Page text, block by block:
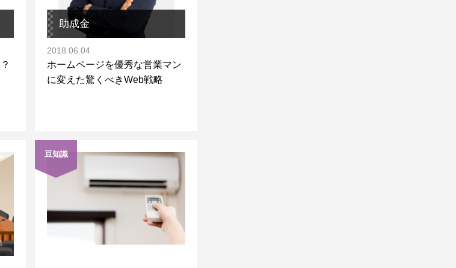
助成金
2018.06.04
ホームページを優秀な営業マン
に変えた驚くべきWeb戦略
豆知識